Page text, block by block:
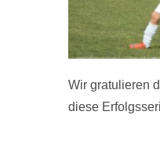
Wir gratulieren
diese